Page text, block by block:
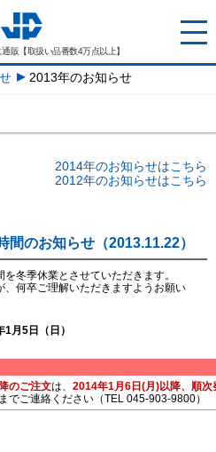
販【取扱い品番数4万点以上】
2013年のお知らせ
2014年のお知らせはこちら
2012年のお知らせはこちら
のお知らせ（2013.11.22）
冬季休業とさせていただきます。
、何卒ご理解いただきますようお願い
月5日（日）
のご注文は、 2014年1月6日(月)以降、順次
でご連絡ください（TEL 045-903-9800）